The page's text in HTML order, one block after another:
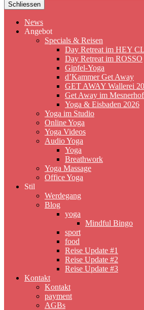
Schliessen
News
Angebot
Specials & Reisen
Day Retreat im HEY
Day Retreat im ROSSO
Gipfel-Yoga
d’Kammer Get Away
GET AWAY Wallerei
Get Away im
Yoga & Eisbaden 2026
Yoga im Studio
Online Yoga
Yoga Videos
Audio Yoga
Yoga
Breathwork
Yoga Massage
Office Yoga
Stil
Werdegang
Blog
yoga
Mindful Bingo
sport
food
Reise Update #1
Reise Update #2
Reise Update #3
Kontakt
Kontakt
payment
AGBs